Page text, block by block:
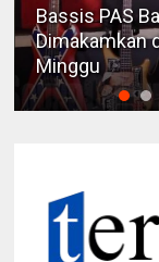
Bassis PAS
Dimakamkan
Minggu